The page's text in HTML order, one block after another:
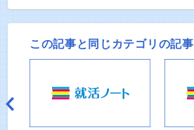
この記事と同じカテゴリの記事